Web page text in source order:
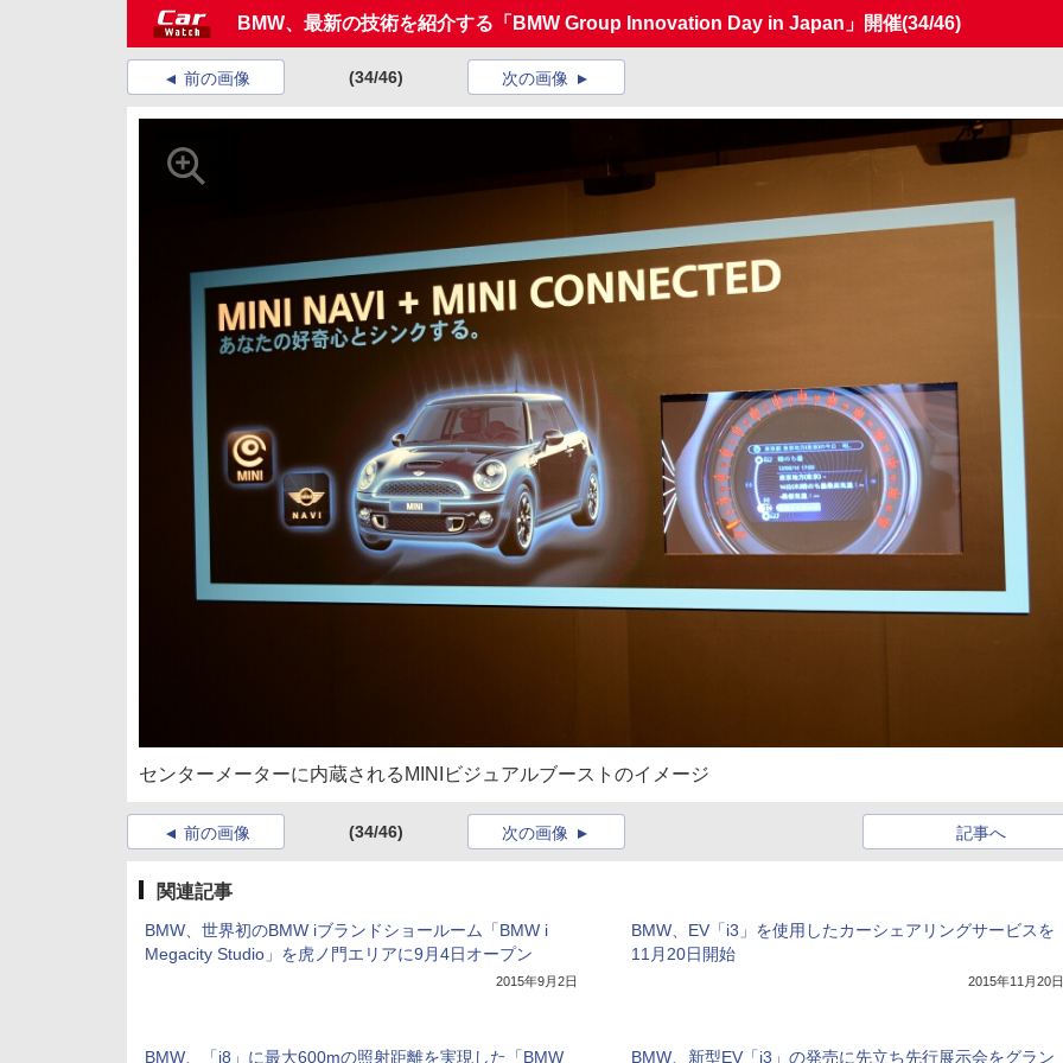
BMW、最新の技術を紹介する「BMW Group Innovation Day in Japan」開催(34/46)
前の画像 (34/46) 次の画像
センターメーターに内蔵されるMINIビジュアルブーストのイメージ
前の画像 (34/46) 記事へ
次の画像
関連記事
BMW、世界初のBMW iブランドショールーム「BMW i
Megacity Studio」を虎ノ門エリアに9月4日オープン
2015年9月2日
BMW、EV「i3」を使用したカーシェアリングサービスを
11月20日開始
2015年11月20日
BMW、「i8」に最大600mの照射距離を実現した「BMW BMW、新型EV「i3」の発売に先立ち先行展示会をグラン